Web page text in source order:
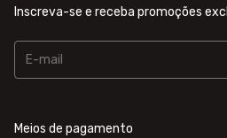
Inscreva-se e receba promoções
Meios de pagamento